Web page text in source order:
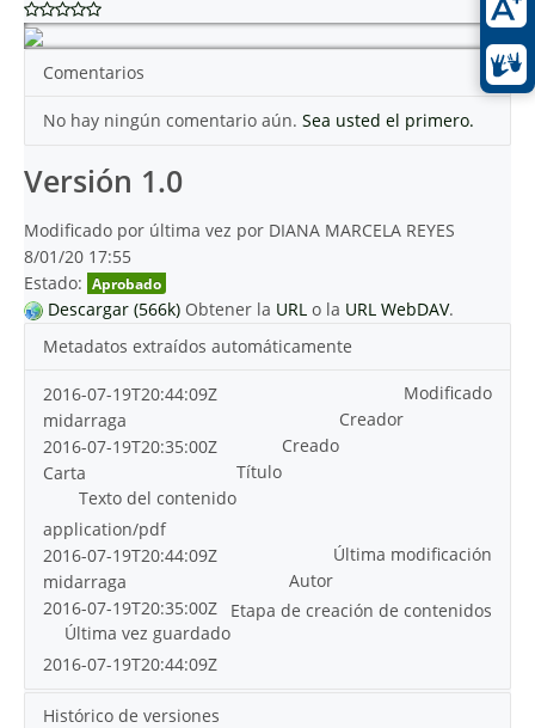
Comentarios
No hay ningún comentario aún. Sea usted el primero.
Versión 1.0
Modificado por última vez por DIANA MARCELA REYES
8/01/20 17:55
Estado: Aprobado
Descargar (566k) Obtener la URL o la URL WebDAV.
Metadatos extraídos automáticamente
Modificado
2016-07-19T20:44:09Z
Creador
midarraga
Creado
2016-07-19T20:35:00Z
Título
Carta
Texto del contenido
application/pdf
Última modificación
2016-07-19T20:44:09Z
Autor
midarraga
Etapa de creación de contenidos
2016-07-19T20:35:00Z
Última vez guardado
2016-07-19T20:44:09Z
Histórico de versiones